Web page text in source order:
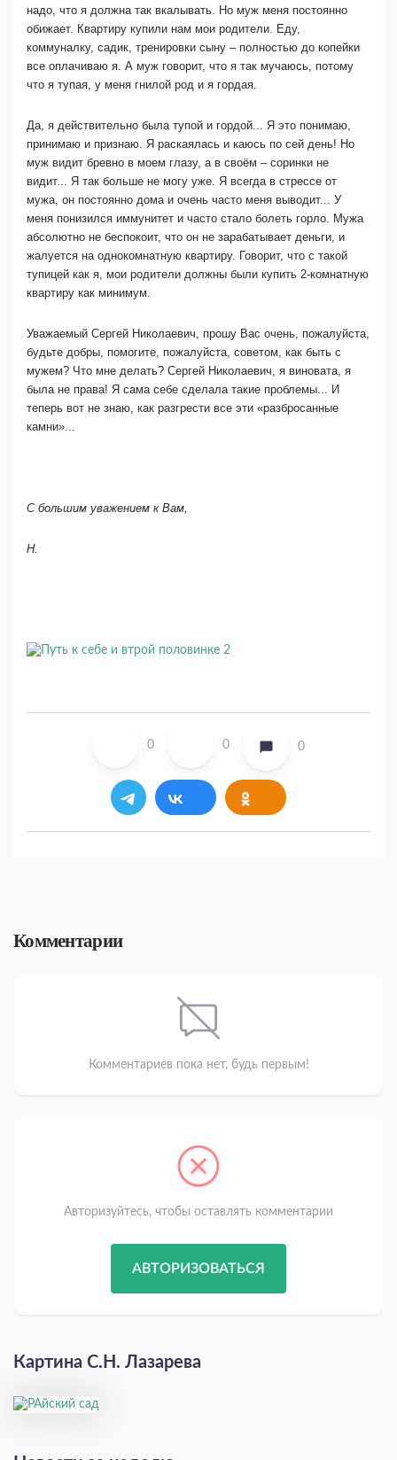
надо, что я должна так вкалывать. Но муж меня постоянно
обижает. Квартиру купили нам мои родители. Еду,
коммуналку, садик, тренировки сыну – полностью до копейки
все оплачиваю я. А муж говорит, что я так мучаюсь, потому
что я тупая, у меня гнилой род и я гордая.
Да, я действительно была тупой и гордой... Я это понимаю,
принимаю и признаю. Я раскаялась и каюсь по сей день! Но
муж видит бревно в моем глазу, а в своём – соринки не
видит... Я так больше не могу уже. Я всегда в стрессе от
мужа, он постоянно дома и очень часто меня выводит... У
меня понизился иммунитет и часто стало болеть горло. Мужа
абсолютно не беспокоит, что он не зарабатывает деньги, и
жалуется на однокомнатную квартиру. Говорит, что с такой
тупицей как я, мои родители должны были купить 2-комнатную
квартиру как минимум.
Уважаемый Сергей Николаевич, прошу Вас очень, пожалуйста,
будьте добры, помогите, пожалуйста, советом, как быть с
мужем? Что мне делать? Сергей Николаевич, я виновата, я
была не права! Я сама себе сделала такие проблемы... И
теперь вот не знаю, как разгрести все эти «разбросанные
камни»...
С большим уважением к Вам,
Н.
0 0 0
Комментарии
Комментариев пока нет, будь первым!
Авторизуйтесь, чтобы оставлять комментарии
АВТОРИЗОВАТЬСЯ
Картина С.Н. Лазарева